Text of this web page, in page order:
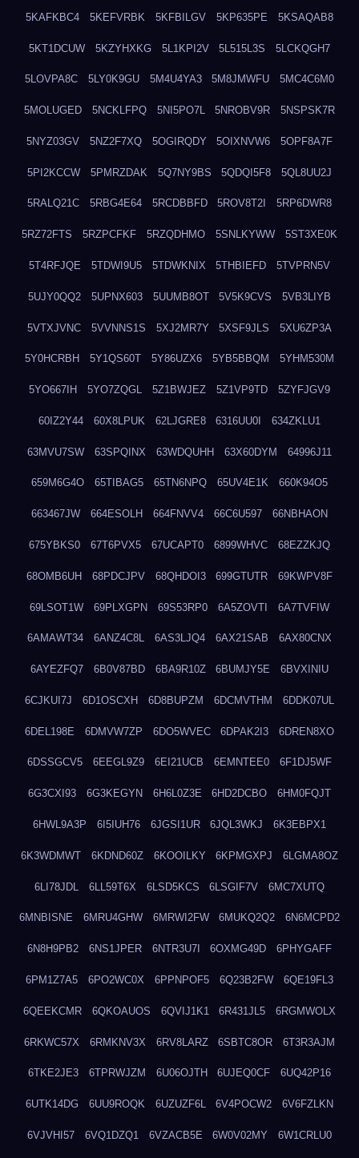
5KAFKBC4 5KEFVRBK 5KFBILGV 5KP635PE 5KSAQAB8
5KT1DCUW 5KZYHXKG 5L1KPI2V 5L515L3S 5LCKQGH7
5LOVPA8C 5LY0K9GU 5M4U4YA3 5M8JMWFU 5MC4C6M0
5MOLUGED 5NCKLFPQ 5NI5PO7L 5NROBV9R 5NSPSK7R
5NYZ03GV 5NZ2F7XQ 5OGIRQDY 5OIXNVW6 5OPF8A7F
5PI2KCCW 5PMRZDAK 5Q7NY9BS 5QDQI5F8 5QL8UU2J
5RALQ21C 5RBG4E64 5RCDBBFD 5ROV8T2I 5RP6DWR8
5RZ72FTS 5RZPCFKF 5RZQDHMO 5SNLKYWW 5ST3XE0K
5T4RFJQE 5TDWI9U5 5TDWKNIX 5THBIEFD 5TVPRN5V
5UJY0QQ2 5UPNX603 5UUMB8OT 5V5K9CVS 5VB3LIYB
5VTXJVNC 5VVNNS1S 5XJ2MR7Y 5XSF9JLS 5XU6ZP3A
5Y0HCRBH 5Y1QS60T 5Y86UZX6 5YB5BBQM 5YHM530M
5YO667IH 5YO7ZQGL 5Z1BWJEZ 5Z1VP9TD 5ZYFJGV9
60IZ2Y44 60X8LPUK 62LJGRE8 6316UU0I 634ZKLU1
63MVU7SW 63SPQINX 63WDQUHH 63X60DYM 64996J11
659M6G4O 65TIBAG5 65TN6NPQ 65UV4E1K 660K94O5
663467JW 664ESOLH 664FNVV4 66C6U597 66NBHAON
675YBKS0 67T6PVX5 67UCAPT0 6899WHVC 68EZZKJQ
68OMB6UH 68PDCJPV 68QHDOI3 699GTUTR 69KWPV8F
69LSOT1W 69PLXGPN 69S53RP0 6A5ZOVTI 6A7TVFIW
6AMAWT34 6ANZ4C8L 6AS3LJQ4 6AX21SAB 6AX80CNX
6AYEZFQ7 6B0V87BD 6BA9R10Z 6BUMJY5E 6BVXINIU
6CJKUI7J 6D1OSCXH 6D8BUPZM 6DCMVTHM 6DDK07UL
6DEL198E 6DMVW7ZP 6DO5WVEC 6DPAK2I3 6DREN8XO
6DSSGCV5 6EEGL9Z9 6EI21UCB 6EMNTEE0 6F1DJ5WF
6G3CXI93 6G3KEGYN 6H6L0Z3E 6HD2DCBO 6HM0FQJT
6HWL9A3P 6I5IUH76 6JGSI1UR 6JQL3WKJ 6K3EBPX1
6K3WDMWT 6KDND60Z 6KOOILKY 6KPMGXPJ 6LGMA8OZ
6LI78JDL 6LL59T6X 6LSD5KCS 6LSGIF7V 6MC7XUTQ
6MNBISNE 6MRU4GHW 6MRWI2FW 6MUKQ2Q2 6N6MCPD2
6N8H9PB2 6NS1JPER 6NTR3U7I 6OXMG49D 6PHYGAFF
6PM1Z7A5 6PO2WC0X 6PPNPOF5 6Q23B2FW 6QE19FL3
6QEEKCMR 6QKOAUOS 6QVIJ1K1 6R431JL5 6RGMWOLX
6RKWC57X 6RMKNV3X 6RV8LARZ 6SBTC8OR 6T3R3AJM
6TKE2JE3 6TPRWJZM 6U06OJTH 6UJEQ0CF 6UQ42P16
6UTK14DG 6UU9ROQK 6UZUZF6L 6V4POCW2 6V6FZLKN
6VJVHI57 6VQ1DZQ1 6VZACB5E 6W0V02MY 6W1CRLU0